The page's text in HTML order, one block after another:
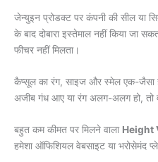
जेन्युइन प्रोडक्ट पर कंपनी की सील या
के बाद दोबारा इस्तेमाल नहीं किया जा
फीचर नहीं मिलता।
कैप्सूल का रंग, साइज और स्मेल एक-जैसा
अजीब गंध आए या रंग अलग-अलग हो, तो
बहुत कम कीमत पर मिलने वाला Height
हमेशा ऑफिशियल वेबसाइट या भरोसेमंद